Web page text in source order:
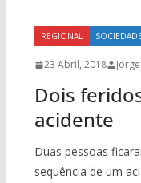
REGIONAL SOCIEDADE
23 Abril, 2018
Dois
acidente
Duas pessoas
sequência de um